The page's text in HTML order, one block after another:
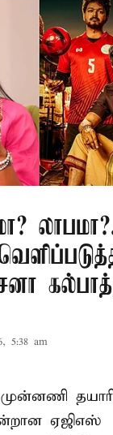
5:38 am
ஏஜிஎஸ்